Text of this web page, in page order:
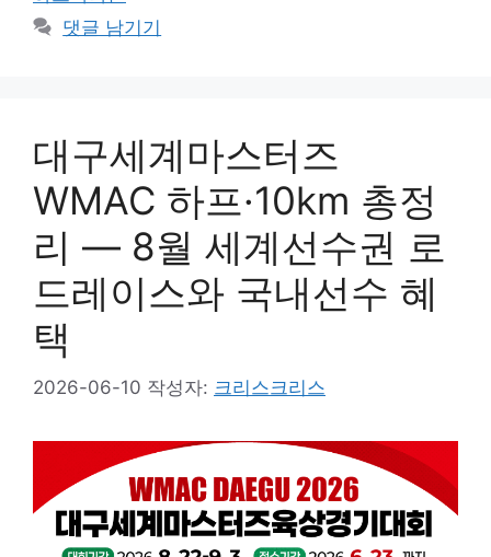
댓글 남기기
대구세계마스터즈
WMAC 하프·10km 총정
리 — 8월 세계선수권 로
드레이스와 국내선수 혜
택
2026-06-10 작성자: 크리스크리스